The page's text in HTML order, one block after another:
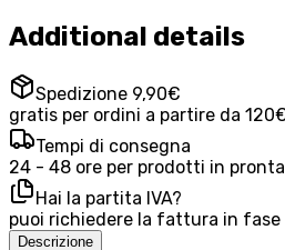
Additional details
Spedizione 9,90€
gratis per ordini a partire da
Tempi di consegna
24 - 48 ore per prodotti in
Hai la partita IVA?
puoi richiedere la fattura in
Descrizione